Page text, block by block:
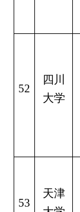
52
四川
大学
53
天津